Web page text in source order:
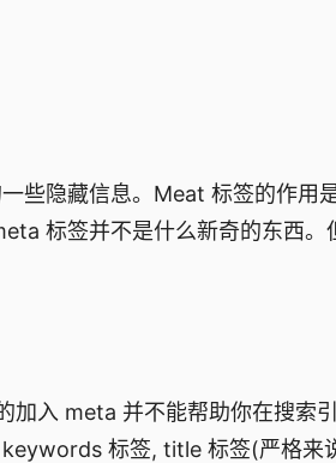
隐藏信息。Meat 标签的作用
标签并不是什么新奇的东西。
入 meta 并不能帮助你在搜索
标签, title 标签(严格来